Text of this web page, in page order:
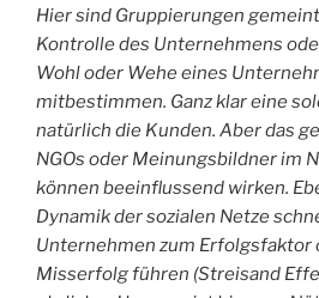
Hier sind Gruppierungen
Kontrolle des Unternehmens
Wohl oder Wehe eines
mitbestimmen. Ganz klar eine
natürlich die Kunden. Aber das
NGOs oder Meinungsbildner im
können beeinflussend wirken.
Dynamik der sozialen Netze
Unternehmen zum Erfolgsfaktor
Misserfolg führen (Streisand